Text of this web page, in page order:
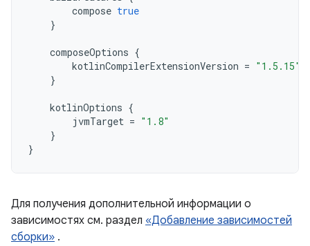
compose true
}
composeOptions {
kotlinCompilerExtensionVersion = "1.5.15"
}
kotlinOptions {
jvmTarget = "1.8"
}
}
Для получения дополнительной информации о
зависимостях см. раздел «Добавление зависимостей
сборки» .